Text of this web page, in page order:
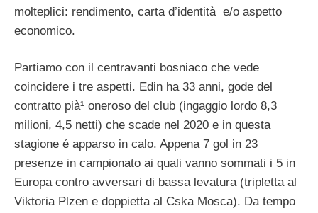
molteplici: rendimento, carta d’identità e/o aspetto
economico.
Partiamo con il centravanti bosniaco che vede
coincidere i tre aspetti. Edin ha 33 anni, gode del
contratto pià¹ oneroso del club (ingaggio lordo 8,3
milioni, 4,5 netti) che scade nel 2020 e in questa
stagione é apparso in calo. Appena 7 gol in 23
presenze in campionato ai quali vanno sommati i 5 in
Europa contro avversari di bassa levatura (tripletta al
Viktoria Plzen e doppietta al Cska Mosca). Da tempo